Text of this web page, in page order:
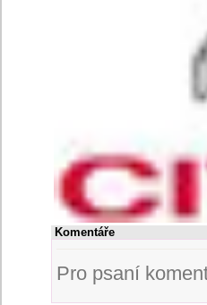
Komentáře
Pro psaní